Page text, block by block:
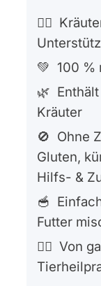
🐕‍🦺
💚 100 %
🌿
Kräuter
🚫 Ohne
Gluten,
Hilfs- &
🥣
Futter
👩‍⚕️ Von